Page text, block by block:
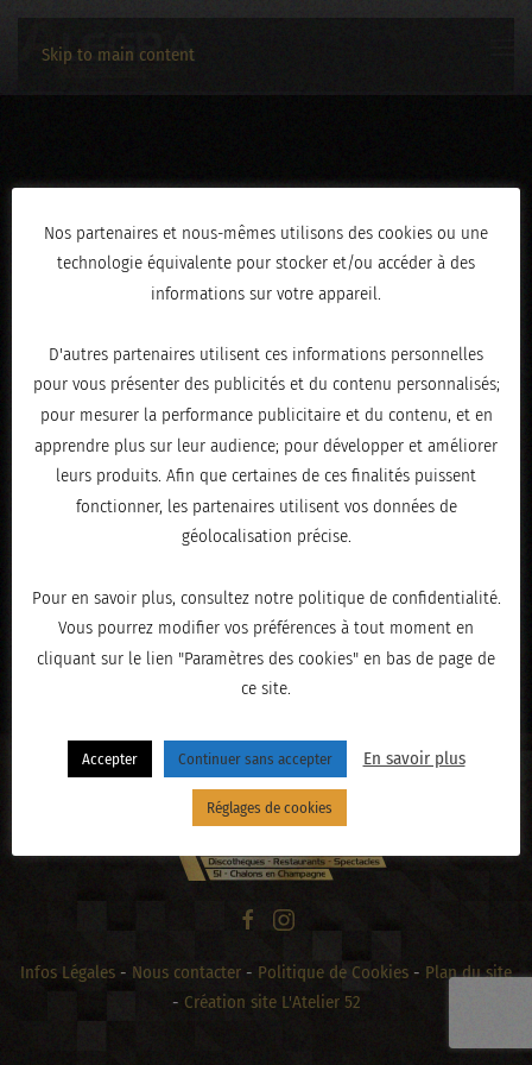
Skip to main content
IMG_9198
ÉCRIT LEMAI 20, 2025.
« PRÉCÉDENT
Infos Légales - Nous contacter - Politique de Cookies - Plan du site
- Création site L'Atelier 52
Nos partenaires et nous-mêmes utilisons des cookies ou une
technologie équivalente pour stocker et/ou accéder à des
informations sur votre appareil.
D'autres partenaires utilisent ces informations personnelles
pour vous présenter des publicités et du contenu personnalisés;
pour mesurer la performance publicitaire et du contenu, et en
apprendre plus sur leur audience; pour développer et améliorer
leurs produits. Afin que certaines de ces finalités puissent
fonctionner, les partenaires utilisent vos données de
géolocalisation précise.
Pour en savoir plus, consultez notre politique de confidentialité.
Vous pourrez modifier vos préférences à tout moment en
cliquant sur le lien "Paramètres des cookies" en bas de page de
ce site.
Accepter Continuer sans accepter En savoir plus
Réglages de cookies